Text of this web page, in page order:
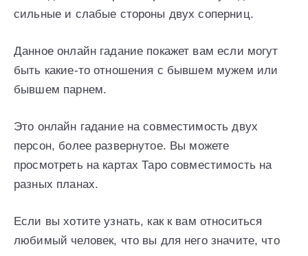
сильные и слабые стороны двух соперниц.
Данное онлайн гадание покажет вам если могут
быть какие-то отношения с бывшем мужем или
бывшем парнем.
Это онлайн гадание на совместимость двух
персон, более развернутое. Вы можете
просмотреть на картах Таро совместимость на
разных планах.
Если вы хотите узнать, как к вам относиться
любимый человек, что вы для него значите, что